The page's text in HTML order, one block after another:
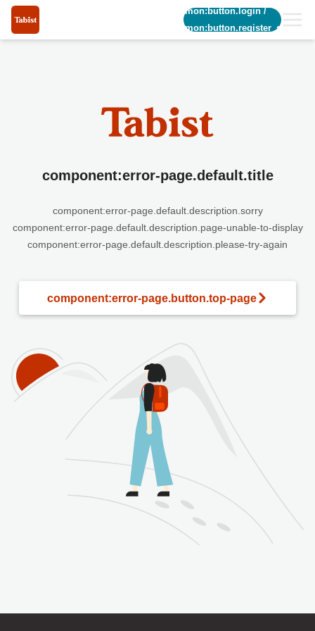
common:button.login/
common:button.register_short
component:error-page.default.title
component:error-page.default.description.sorry
component:error-page.default.description.page-unable-to-display
component:error-page.default.description.please-try-again
component:error-page.button.top-page